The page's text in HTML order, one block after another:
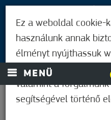
MENÜ
Ez a weboldal cookie-
használunk annak
élményt nyújthassuk
és a hirdetések
valamint a forgalmunk
segítségével történő